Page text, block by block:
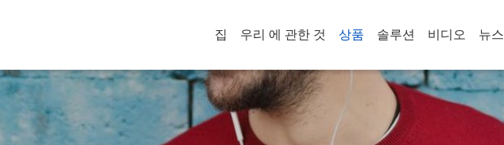
집 우리 에 관한 것 상품 솔루션 비디오 뉴스